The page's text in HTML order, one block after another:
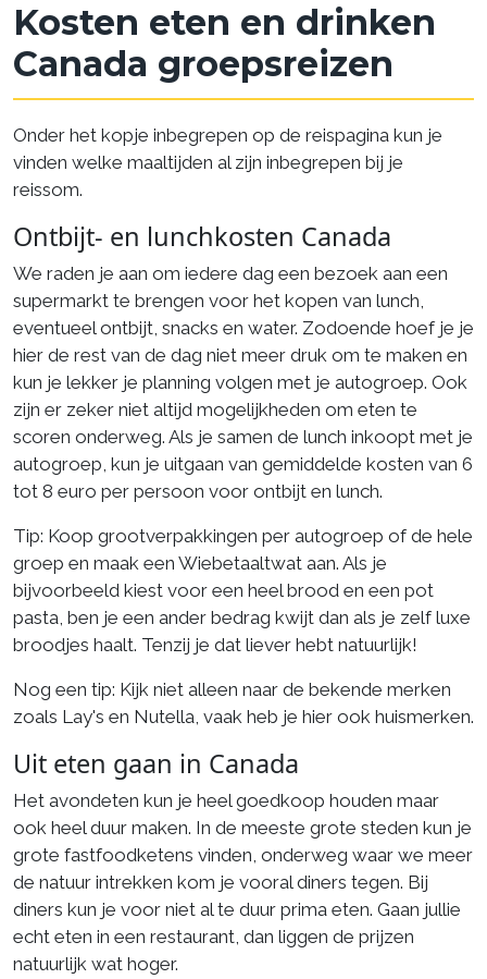
Kosten eten en drinken
Canada groepsreizen
Onder het kopje inbegrepen op de reispagina kun je
vinden welke maaltijden al zijn inbegrepen bij je
reissom.
Ontbijt- en lunchkosten Canada
We raden je aan om iedere dag een bezoek aan een
supermarkt te brengen voor het kopen van lunch,
eventueel ontbijt, snacks en water. Zodoende hoef je je
hier de rest van de dag niet meer druk om te maken en
kun je lekker je planning volgen met je autogroep. Ook
zijn er zeker niet altijd mogelijkheden om eten te
scoren onderweg. Als je samen de lunch inkoopt met je
autogroep, kun je uitgaan van gemiddelde kosten van 6
tot 8 euro per persoon voor ontbijt en lunch.
Tip: Koop grootverpakkingen per autogroep of de hele
groep en maak een Wiebetaaltwat aan. Als je
bijvoorbeeld kiest voor een heel brood en een pot
pasta, ben je een ander bedrag kwijt dan als je zelf luxe
broodjes haalt. Tenzij je dat liever hebt natuurlijk!
Nog een tip: Kijk niet alleen naar de bekende merken
zoals Lay's en Nutella, vaak heb je hier ook huismerken.
Uit eten gaan in Canada
Het avondeten kun je heel goedkoop houden maar
ook heel duur maken. In de meeste grote steden kun je
grote fastfoodketens vinden, onderweg waar we meer
de natuur intrekken kom je vooral diners tegen. Bij
diners kun je voor niet al te duur prima eten. Gaan jullie
echt eten in een restaurant, dan liggen de prijzen
natuurlijk wat hoger.